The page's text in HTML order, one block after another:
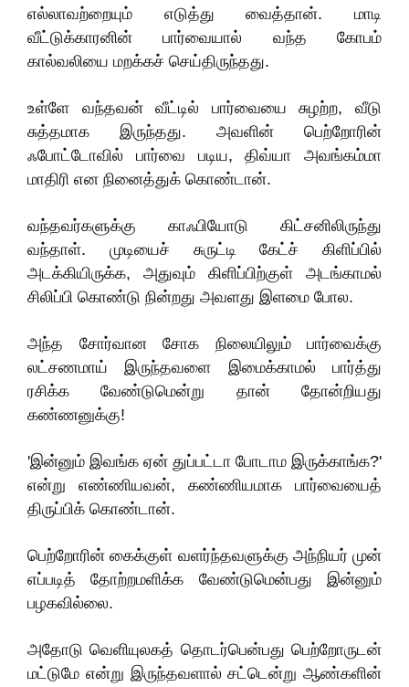
எல்லாவற்றையும் எடுத்து வைத்தான். மாடி
வீட்டுக்காரனின் பார்வையால் வந்த கோபம்
கால்வலியை மறக்கச் செய்திருந்தது.
உள்ளே வந்தவன் வீட்டில் பார்வையை சுழற்ற, வீடு
சுத்தமாக இருந்தது. அவளின் பெற்றோரின்
ஃபோட்டோவில் பார்வை படிய, திவ்யா அவங்கம்மா
மாதிரி என நினைத்துக் கொண்டான்.
வந்தவர்களுக்கு காஃபியோடு கிட்சனிலிருந்து
வந்தாள். முடியைச் சுருட்டி கேட்ச் கிளிப்பில்
அடக்கியிருக்க, அதுவும் கிளிப்பிற்குள் அடங்காமல்
சிலிப்பி கொண்டு நின்றது அவளது இளமை போல.
அந்த சோர்வான சோக நிலையிலும் பார்வைக்கு
லட்சணமாய் இருந்தவளை இமைக்காமல் பார்த்து
ரசிக்க வேண்டுமென்று தான் தோன்றியது
கண்ணனுக்கு!
'இன்னும் இவங்க ஏன் துப்பட்டா போடாம இருக்காங்க?'
என்று எண்ணியவன், கண்ணியமாக பார்வையைத்
திருப்பிக் கொண்டான்.
பெற்றோரின் கைக்குள் வளர்ந்தவளுக்கு அந்நியர் முன்
எப்படித் தோற்றமளிக்க வேண்டுமென்பது இன்னும்
பழகவில்லை.
அதோடு வெளியுலகத் தொடர்பென்பது பெற்றோருடன்
மட்டுமே என்று இருந்தவளால் சட்டென்று ஆண்களின்